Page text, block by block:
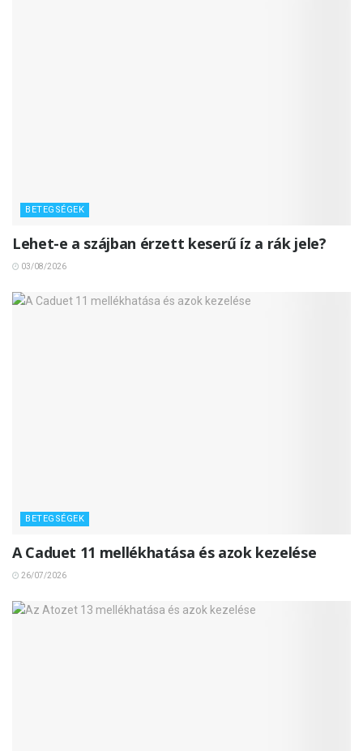
BETEGSÉGEK
Lehet-e a szájban érzett keserű íz a rák jele?
03/08/2026
BETEGSÉGEK
A Caduet 11 mellékhatása és azok kezelése
26/07/2026